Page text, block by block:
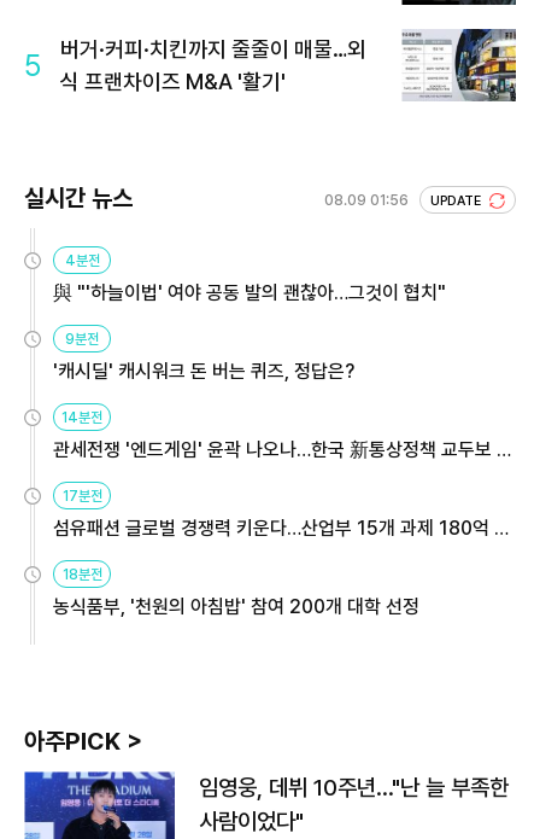
5
버거·커피·치킨까지 줄줄이 매물…외
식 프랜차이즈 M&A '활기'
실시간 뉴스 08.09 01:56 UPDATE
4분전
與 "'하늘이법' 여야 공동 발의 괜찮아…그것이 협치"
9분전
'캐시딜' 캐시워크 돈 버는 퀴즈, 정답은?
14분전
관세전쟁 '엔드게임' 윤곽 나오나…한국 新통상정책 교두보 활
용해야
17분전
섬유패션 글로벌 경쟁력 키운다…산업부 15개 과제 180억 지
원
18분전
농식품부, '천원의 아침밥' 참여 200개 대학 선정
아주PICK >
임영웅, 데뷔 10주년…"난 늘 부족한
사람이었다"